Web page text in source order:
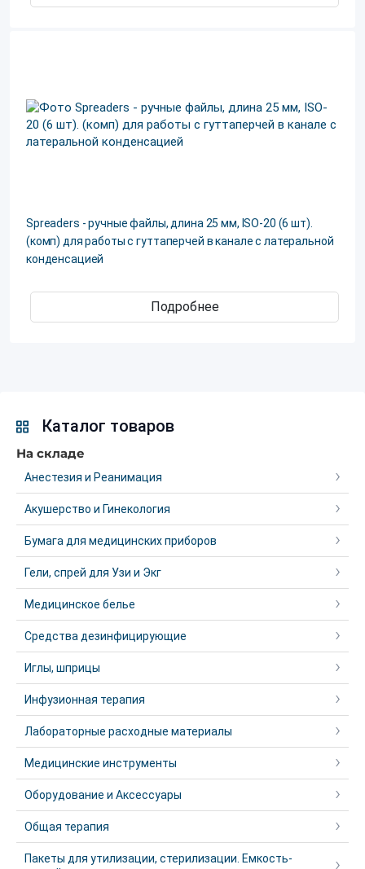
Spreaders - ручные файлы, длина 25 мм, ISO-20 (6 шт).
(комп) для работы с гуттаперчей в канале с латеральной
конденсацией
Подробнее
Каталог товаров
На складе
Анестезия и Реанимация
Акушерство и Гинекология
Бумага для медицинских приборов
Гели, спрей для Узи и Экг
Медицинское белье
Средства дезинфицирующие
Иглы, шприцы
Инфузионная терапия
Лабораторные расходные материалы
Медицинские инструменты
Оборудование и Аксессуары
Общая терапия
Пакеты для утилизации, стерилизации. Емкость-